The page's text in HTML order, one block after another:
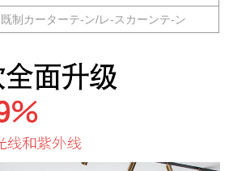
既制カーターテ-ン/レ-スカーンテ-ン